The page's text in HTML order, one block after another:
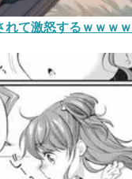
れて激怒するｗｗｗｗ